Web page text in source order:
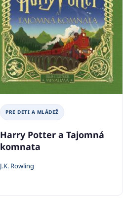
PRE DETI A MLÁDEŽ
Harry Potter a Tajomná
komnata
J.K. Rowling